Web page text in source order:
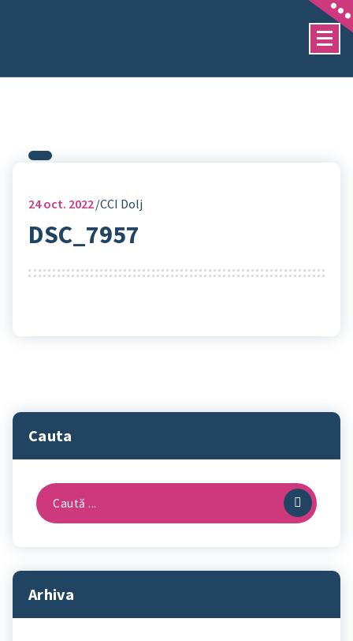
24oct. 2022 CCI Dolj
DSC_7957
Cauta
Caută
după:
Arhiva